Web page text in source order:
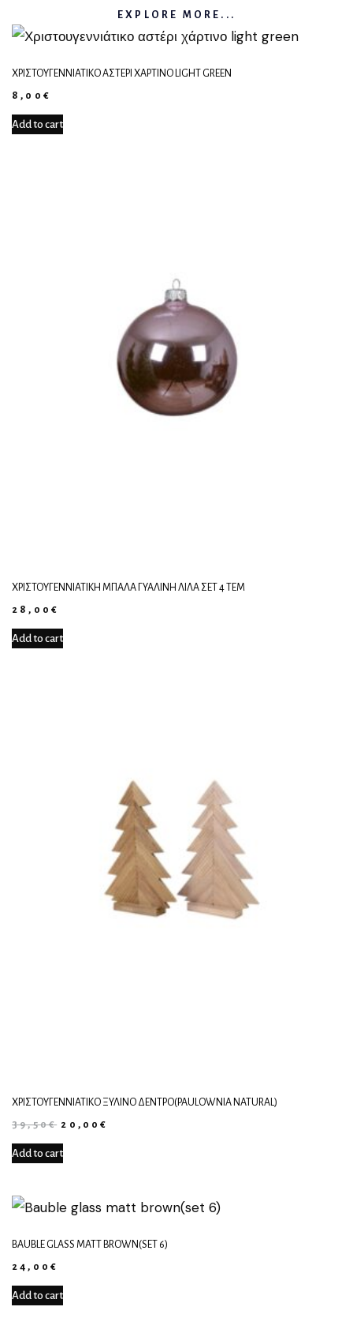
EXPLORE MORE...
ΧΡΙΣΤΟΥΓΕΝΝΙΆΤΙΚΟ ΑΣΤΈΡΙ ΧΆΡΤΙΝΟ LIGHT GREEN
8,00 €
Add to cart
ΧΡΙΣΤΟΥΓΕΝΝΙΆΤΙΚΗ ΜΠΆΛΑ ΓΥΆΛΙΝΗ ΛΙΛΆ ΣΕΤ 4 ΤΕΜ
28,00 €
Add to cart
ΧΡΙΣΤΟΥΓΕΝΝΙΆΤΙΚΟ ΞΎΛΙΝΟ ΔΈΝΤΡΟ(PAULOWNIA NATURAL)
39,50€ 20,00€
Add to cart
BAUBLE GLASS MATT BROWN(SET 6)
24,00 €
Add to cart